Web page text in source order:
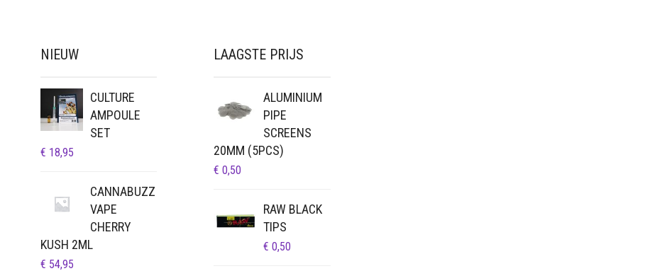
NIEUW
CULTURE
AMPOULE
SET
€ 18,95
CANNABUZZ
VAPE
CHERRY
KUSH 2ML
€ 54,95
LAAGSTE PRIJS
ALUMINIUM
PIPE
SCREENS
20MM (5PCS)
€ 0,50
RAW BLACK
TIPS
€ 0,50